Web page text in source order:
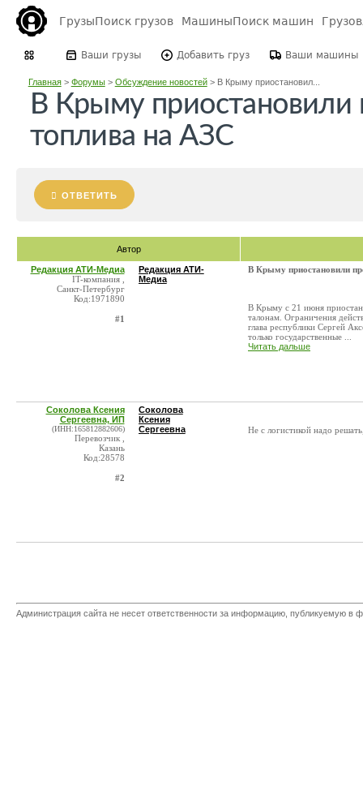
ГрузыПоиск грузов МашиныПоиск машин
Ваши грузы Добавить груз Ваши машины
Главная> Форумы> Обсуждение новостей> В Крыму приостановил...
В Крыму приостановили
топлива на АЗС
ОТВЕТИТЬ
Автор
Редакция АТИ-Медиа
IT-компания ,
Санкт-Петербург
Код:1971890
#1
Редакция АТИ-
Медиа
В Крыму приостановили
В Крыму с 21 июня
талонам. Ограничения
глава республики Сергей
только государственные ...
Читать дальше
Соколова Ксения
Сергеевна, ИП
(ИНН:165812882606)
Перевозчик ,
Казань
Код:28578
#2
Соколова
Ксения
Сергеевна
Не с логистикой надо
Администрация сайта не несет ответственности за информацию, публикуемую